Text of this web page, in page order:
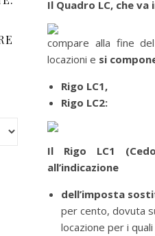
a tendina per selezionare
Il Quadro LC, che
compare alla fine
locazioni e si
Rigo LC1,
Rigo LC2:
Il Rigo LC1
all’indicazione
dell’imposta
per cento, dovuta
locazione per i